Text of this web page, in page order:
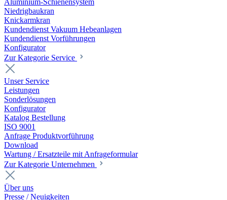
Aluminium-Schienensystem
Niedrigbaukran
Knickarmkran
Kundendienst Vakuum Hebeanlagen
Kundendienst Vorführungen
Konfigurator
Zur Kategorie Service
Unser Service
Leistungen
Sonderlösungen
Konfigurator
Katalog Bestellung
ISO 9001
Anfrage Produktvorführung
Download
Wartung / Ersatzteile mit Anfrageformular
Zur Kategorie Unternehmen
Über uns
Presse / Neuigkeiten